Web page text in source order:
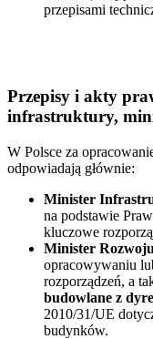
przepisami
Przepisy i akty
infrastruktury,
W Polsce za
odpowiadają głównie:
Minister
na podstawie
kluczowe
Minister
opracowywaniu
rozporządzeń, a
budowlane z
2010/31/UE
budynków.